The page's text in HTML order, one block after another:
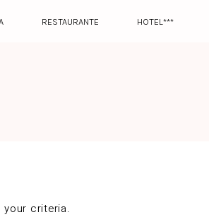
RESTAURANTE HOTEL***
your criteria.